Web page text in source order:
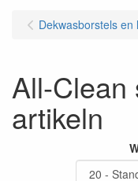
Dekwasborstels en
All-Clean
artikeln